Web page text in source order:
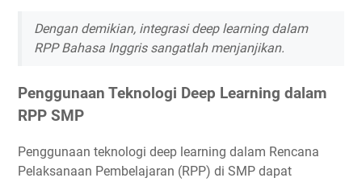
Dengan demikian, integrasi deep learning dalam
RPP Bahasa Inggris sangatlah menjanjikan.
Penggunaan Teknologi Deep Learning dalam
RPP SMP
Penggunaan teknologi deep learning dalam Rencana
Pelaksanaan Pembelajaran (RPP) di SMP dapat